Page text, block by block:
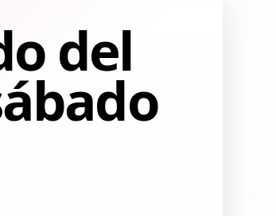
del